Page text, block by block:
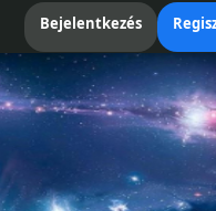
Bejelentkezés